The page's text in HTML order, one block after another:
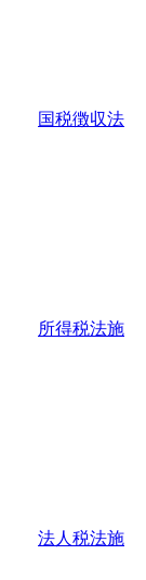
国税徴収法
所得税法施
法人税法施